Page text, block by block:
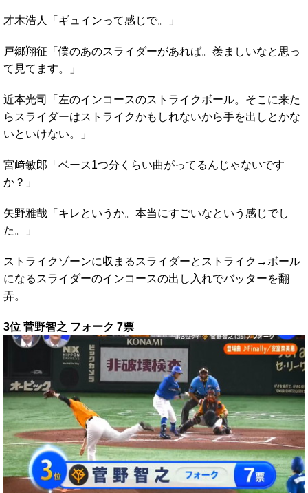
才木浩人「ギュインって感じで。」
戸郷翔征「僕のあのスライダーがあれば。羨ましいなと思っ
て見てます。」
近本光司「左のインコースのストライクボール。そこに来た
らスライダーはストライクかもしれないから手を出しとかな
いといけない。」
宮﨑敏郎「ベース1つ分くらい曲がってるんじゃないです
か？」
矢野雅哉「キレというか。本当にすごいなという感じでし
た。」
ストライクゾーンに収まるスライダーとストライク→ボール
になるスライダーのインコースの出し入れでバッターを翻
弄。
3位 菅野智之 フォーク 7票